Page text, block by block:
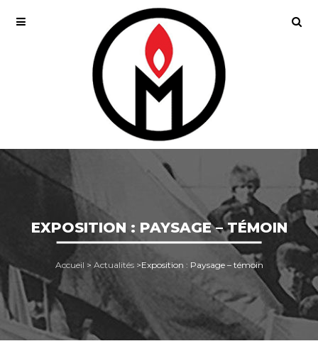
EXPOSITION : PAYSAGE – TÉMOIN
Accueil > Actualités>Exposition : Paysage – témoin